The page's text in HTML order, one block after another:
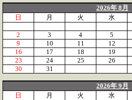
2026年 8月
日
月 火 水
2
3 4 5
9
10 11 12
16
17 18 19
23
24 25 26
30
31
2026年 9月
日
月 火 水